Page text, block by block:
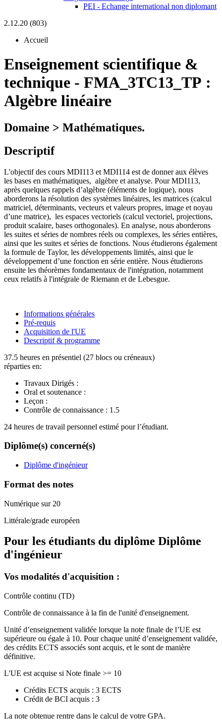
PEI - Echange international non diplomant
2.12.20 (803)
Accueil
Enseignement scientifique &
technique - FMA_3TC13_TP :
Algèbre linéaire
Domaine > Mathématiques.
Descriptif
L'objectif des cours MDI113 et MDI114 est de donner aux élèves
les bases en mathématiques, algèbre et analyse. Pour MDI113,
après quelques rappels d’algèbre (éléments de logique), nous
aborderons la résolution des systèmes linéaires, les matrices (calcul
matriciel, déterminants, vecteurs et valeurs propres, image et noyau
d’une matrice), les espaces vectoriels (calcul vectoriel, projections,
produit scalaire, bases orthogonales). En analyse, nous aborderons
les suites et séries de nombres réels ou complexes, les séries entières,
ainsi que les suites et séries de fonctions. Nous étudierons également
la formule de Taylor, les développements limités, ainsi que le
développement d’une fonction en série entière. Nous étudierons
ensuite les théorèmes fondamentaux de l'intégration, notamment
ceux relatifs à l'intégrale de Riemann et de Lebesgue.
Informations générales
Pré-requis
Acquisition de l'UE
Descriptif & programme
37.5 heures en présentiel (27 blocs ou créneaux)
réparties en:
Travaux Dirigés :
Oral et soutenance :
Leçon :
Contrôle de connaissance : 1.5
24 heures de travail personnel estimé pour l’étudiant.
Diplôme(s) concerné(s)
Diplôme d'ingénieur
Format des notes
Numérique sur 20
Littérale/grade européen
Pour les étudiants du diplôme Diplôme
d'ingénieur
Vos modalités d'acquisition :
Contrôle continu (TD)
Contrôle de connaissance à la fin de l'unité d'enseignement.
Unité d’enseignement validée lorsque la note finale de l’UE est
supérieure ou égale à 10. Pour chaque unité d’enseignement validée,
des crédits ECTS associés sont acquis, et le sont de manière
définitive.
L'UE est acquise si Note finale >= 10
Crédits ECTS acquis : 3 ECTS
Crédit de BCI acquis : 3
La note obtenue rentre dans le calcul de votre GPA.